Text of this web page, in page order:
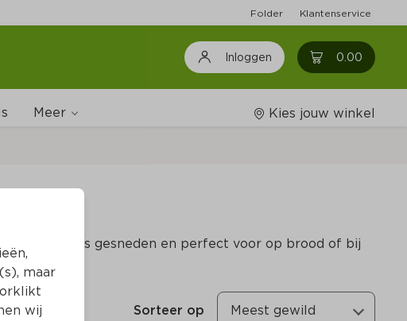
Folder Klantenservice
Inloggen 0.00 0
Meer
Boodschappenlijstjes
Kies jouw winkel
altijd vers gesneden en perfect voor op brood of bij
Sorteer op Meest gewild
maar
wij